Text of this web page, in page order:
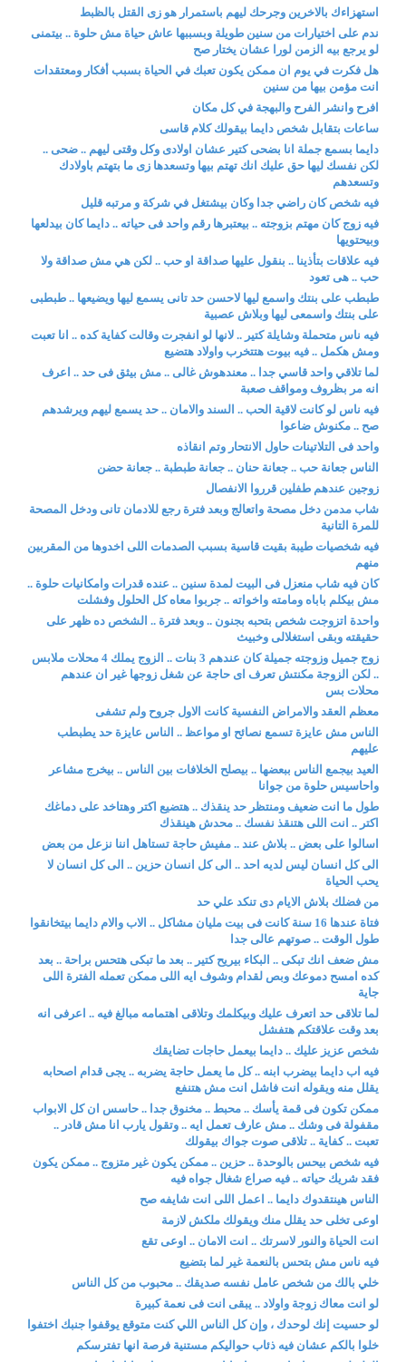
استهزاءك بالاخرين وجرحك ليهم باستمرار هو زى القتل بالظبط
ندم على اختيارات من سنين طويلة وبسببها عاش حياة مش حلوة .. بيتمنى
لو يرجع بيه الزمن لورا عشان يختار صح
هل فكرت في يوم ان ممكن يكون تعبك في الحياة بسبب أفكار ومعتقدات
انت مؤمن بيها من سنين
افرح وانشر الفرح والبهجة في كل مكان
ساعات بتقابل شخص دايما بيقولك كلام قاسى
دايما بسمع جملة انا بضحى كتير عشان اولادى وكل وقتى ليهم .. ضحى ..
لكن نفسك ليها حق عليك انك تهتم بيها وتسعدها زى ما بتهتم باولادك
وتسعدهم
فيه شخص كان راضي جدا وكان بيشتغل في شركة و مرتبه قليل
فيه زوج كان مهتم بزوجته .. بيعتبرها رقم واحد فى حياته .. دايما كان بيدلعها
وبيحتويها
فيه علاقات بتأذينا .. بنقول عليها صداقة او حب .. لكن هي مش صداقة ولا
حب .. هى تعود
طبطب على بنتك واسمع ليها لاحسن حد تانى يسمع ليها ويضيعها .. طبطبى
على بنتك واسمعى ليها وبلاش عصبية
فيه ناس متحملة وشايلة كتير .. لانها لو انفجرت وقالت كفاية كده .. انا تعبت
ومش هكمل .. فيه بيوت هتتخرب واولاد هتضيع
لما تلاقي واحد قاسي جدا .. معندهوش غالى .. مش بيثق فى حد .. اعرف
انه مر بظروف ومواقف صعبة
فيه ناس لو كانت لاقية الحب .. السند والامان .. حد يسمع ليهم ويرشدهم
صح .. مكنوش ضاعوا
واحد فى التلاتينات حاول الانتحار وتم انقاذه
الناس جعانة حب .. جعانة حنان .. جعانة طبطبة .. جعانة حضن
زوجين عندهم طفلين قرروا الانفصال
شاب مدمن دخل مصحة واتعالج وبعد فترة رجع للادمان تانى ودخل المصحة
للمرة التانية
فيه شخصيات طيبة بقيت قاسية بسبب الصدمات اللى اخدوها من المقربين
منهم
كان فيه شاب منعزل فى البيت لمدة سنين .. عنده قدرات وامكانيات حلوة ..
مش بيكلم باباه ومامته واخواته .. جربوا معاه كل الحلول وفشلت
واحدة اتزوجت شخص بتحبه بجنون .. وبعد فترة .. الشخص ده ظهر على
حقيقته وبقى استغلالى وخبيث
زوج جميل وزوجته جميلة كان عندهم 3 بنات .. الزوج يملك 4 محلات ملابس
.. لكن الزوجة مكنتش تعرف اى حاجة عن شغل زوجها غير ان عندهم
محلات بس
معظم العقد والامراض النفسية كانت الاول جروح ولم تشفى
الناس مش عايزة تسمع نصائح او مواعظ .. الناس عايزة حد يطبطب
عليهم
العيد بيجمع الناس ببعضها .. بيصلح الخلافات بين الناس .. بيخرج مشاعر
واحاسيس حلوة من جوانا
طول ما انت ضعيف ومنتظر حد ينقذك .. هتضيع اكتر وهتاخد على دماغك
اكتر .. انت اللى هتنقذ نفسك .. محدش هينقذك
اسالوا على بعض .. بلاش عند .. مفيش حاجة تستاهل اننا نزعل من بعض
الى كل انسان ليس لديه احد .. الى كل انسان حزين .. الى كل انسان لا
يحب الحياة
من فضلك بلاش الايام دى تنكد علي حد
فتاة عندها 16 سنة كانت فى بيت مليان مشاكل .. الاب والام دايما بيتخانقوا
طول الوقت .. صوتهم عالى جدا
مش ضعف انك تبكى .. البكاء بيريح كتير .. بعد ما تبكى هتحس براحة .. بعد
كده امسح دموعك وبص لقدام وشوف ايه اللى ممكن تعمله الفترة اللى
جاية
لما تلاقى حد اتعرف عليك وبيكلمك وتلاقى اهتمامه مبالغ فيه .. اعرفى انه
بعد وقت علاقتكم هتفشل
شخص عزيز عليك .. دايما بيعمل حاجات تضايقك
فيه اب دايما بيضرب ابنه .. كل ما يعمل حاجة يضربه .. يجى قدام اصحابه
يقلل منه ويقوله انت فاشل انت مش هتنفع
ممكن تكون فى قمة يأسك .. محبط .. مخنوق جدا .. حاسس ان كل الابواب
مقفولة فى وشك .. مش عارف تعمل ايه .. وتقول يارب انا مش قادر ..
تعبت .. كفاية .. تلاقى صوت جواك بيقولك
فيه شخص بيحس بالوحدة .. حزين .. ممكن يكون غير متزوج .. ممكن يكون
فقد شريك حياته .. فيه صراع شغال جواه فيه
الناس هينتقدوك دايما .. اعمل اللى انت شايفه صح
اوعى تخلى حد يقلل منك ويقولك ملكش لازمة
انت الحياة والنور لاسرتك .. انت الامان .. اوعى تقع
فيه ناس مش بتحس بالنعمة غير لما بتضيع
خلي بالك من شخص عامل نفسه صديقك .. محبوب من كل الناس
لو انت معاك زوجة واولاد .. يبقى انت فى نعمة كبيرة
لو حسيت إنك لوحدك ، وإن كل الناس اللي كنت متوقع يوقفوا جنبك اختفوا
خلوا بالكم عشان فيه ذئاب حواليكم مستنية فرصة انها تفترسكم